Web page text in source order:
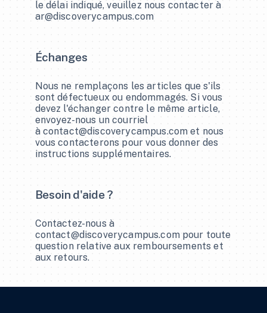
ar@discoverycampus.com
Échanges
Nous ne remplaçons les articles que s'ils
sont défectueux ou endommagés. Si vous
devez l'échanger contre le même article,
envoyez-nous un courriel
à contact@discoverycampus.com et nous
vous contacterons pour vous donner des
instructions supplémentaires.
Besoin d'aide ?
contact@discoverycampus.com pour toute
question relative aux remboursements et
aux retours.